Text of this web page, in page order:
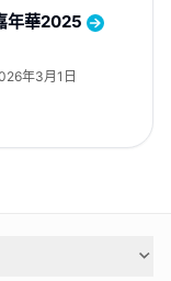
年華2025
年3月1日